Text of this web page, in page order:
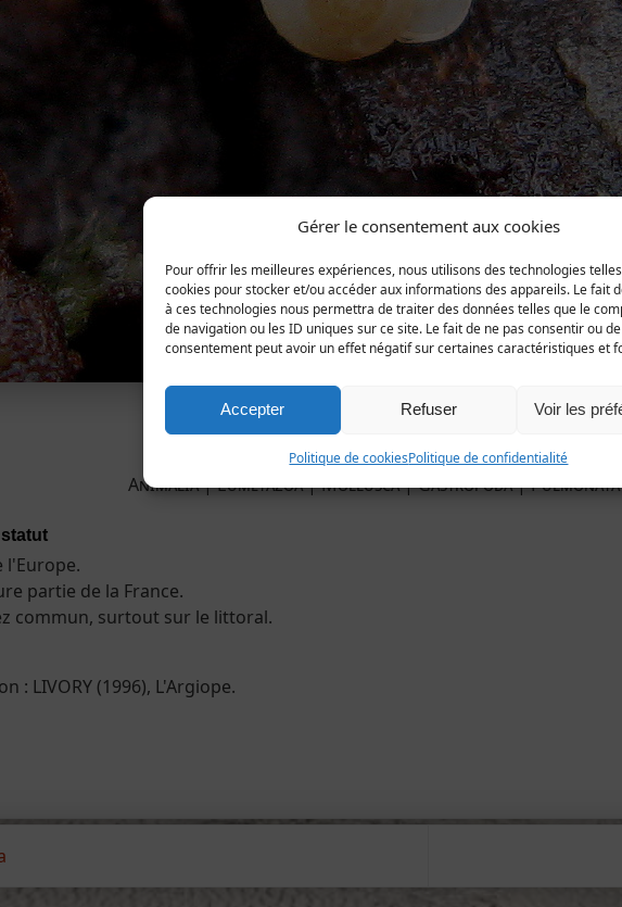
Gérer le consentement aux cookies
Pour offrir les meilleures expériences, nous utilisons des technologies
cookies pour stocker et/ou accéder aux informations des appareils. Le fait
à ces technologies nous permettra de traiter des données telles que le
de navigation ou les ID uniques sur ce site. Le fait de ne pas consentir ou
consentement peut avoir un effet négatif sur certaines caractéristiques et
Accepter Refuser Voir les
Politique de cookiesPolitique de confidentialité
Regnéville-sur-Mer, 7 octobre 2009 (Photo Alain
Vallonia excentrica
Animalia | Eumetazoa | Mollusca | Gastropoda |
l'Europe.
partie de la France.
commun, surtout sur le littoral.
: LIVORY (1996), L'Argiope.